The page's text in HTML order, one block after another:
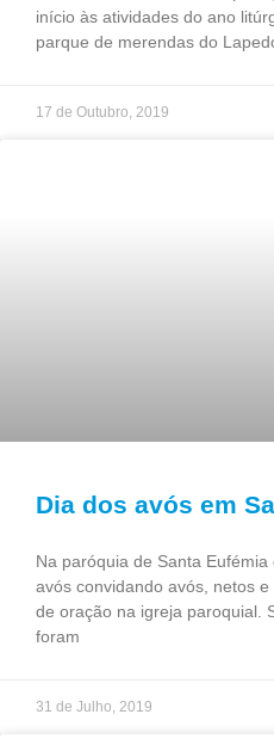
início às atividades do ano
parque de merendas do
17 de Outubro, 2019
Dia dos avós em
Na paróquia de Santa
avós convidando avós, netos
de oração na igreja paroquial.
foram
31 de Julho, 2019